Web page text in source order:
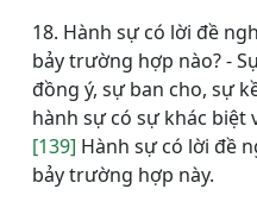
18. Hành sự có lời đề
bảy trường hợp nào? -
đồng ý, sự ban cho, sự
hành sự có sự khác biệt
[139] Hành sự có lời đề
bảy trường hợp này.